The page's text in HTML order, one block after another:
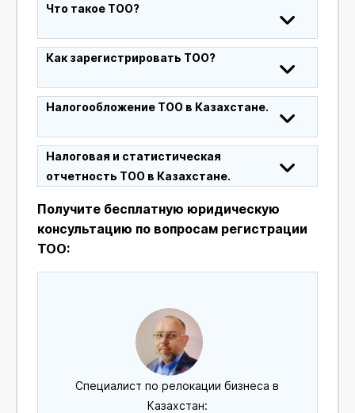
Что такое ТОО?
Как зарегистрировать ТОО?
Налогообложение ТОО в Казахстане.
Налоговая и статистическая
отчетность ТОО в Казахстане.
Получите бесплатную юридическую
консультацию по вопросам регистрации
ТОО:
Специалист по релокации бизнеса в
Казахстан: